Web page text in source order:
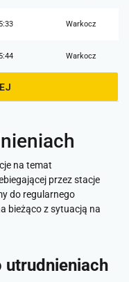
Warkocz
Warkocz
na temat
przez stacje
do regularnego
bieżąco z sytuacją na
utrudnieniach